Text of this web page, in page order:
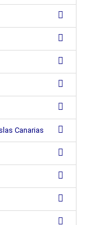
Canarias